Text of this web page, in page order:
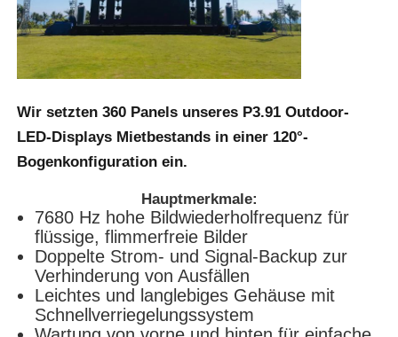
LED-Anzeigetafel für den Außenbereich
Wir setzten 360 Panels unseres P3.91 Outdoor-
LED-Displays Mietbestands in einer 120°-
Bogenkonfiguration ein.
Hauptmerkmale:
7680 Hz hohe Bildwiederholfrequenz für
flüssige, flimmerfreie Bilder
Doppelte Strom- und Signal-Backup zur
Verhinderung von Ausfällen
Leichtes und langlebiges Gehäuse mit
Schnellverriegelungssystem